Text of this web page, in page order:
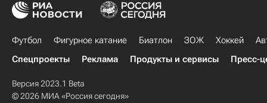
Футбол Фигурное катание Биатлон ЗОЖ Хоккей
Спецпроекты
Реклама Продукты и сервисы Пресс-
Версия 2023.1 Beta
© 2026 МИА «Россия сегодня»